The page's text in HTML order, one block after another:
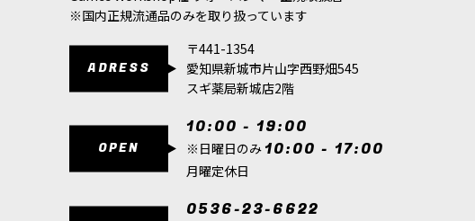
※国内正規流通品のみを取り扱っています
ADRESS
〒441-1354
愛知県新城市片山字西野畑545
スギ薬局新城店2階
OPEN
10:00 - 19:00
※日曜日のみ 10:00 - 17:00
月曜定休日
0536-23-6622